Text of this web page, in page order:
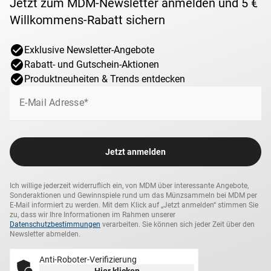
Jetzt zum MDM-Newsletter anmelden und 5 €
Willkommens-Rabatt sichern
Exklusive Newsletter-Angebote
Rabatt- und Gutschein-Aktionen
Produktneuheiten & Trends entdecken
E-Mail Adresse*
Jetzt anmelden
Ich willige jederzeit widerruflich ein, von MDM über interessante Angebote,
Sonderaktionen und Gewinnspiele rund um das Münzsammeln bei MDM per
E-Mail informiert zu werden. Mit dem Klick auf „Jetzt anmelden“ stimmen Sie
zu, dass wir Ihre Informationen im Rahmen unserer
Datenschutzbestimmungen verarbeiten. Sie können sich jeder Zeit über den
Newsletter abmelden.
Anti-Roboter-Verifizierung